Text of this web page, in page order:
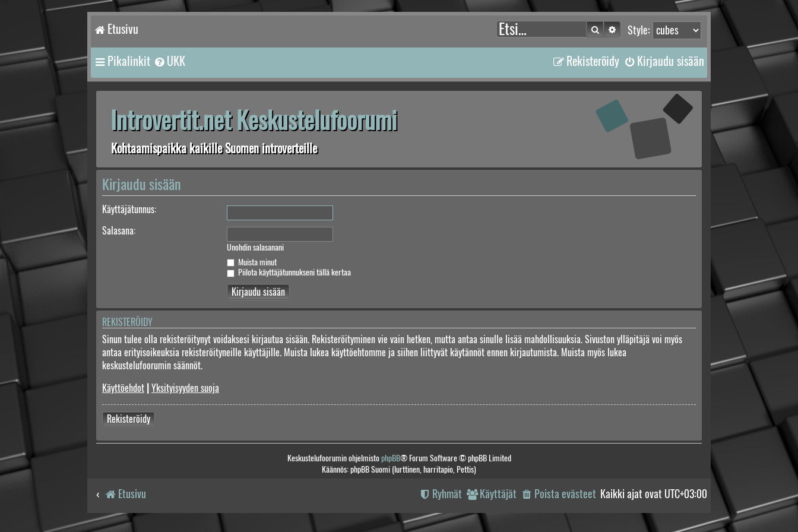
Etusivu Style:
Etsi Tarkennettu haku
Pikalinkit UKK Kirjaudu sisään
Rekisteröidy
Introvertit.net Keskustelufoorumi
Kohtaamispaikka kaikille Suomen introverteille
Kirjaudu sisään
Käyttäjätunnus:
Salasana:
Unohdin salasanani
Muista minut
Piilota käyttäjätunnukseni tällä kertaa
REKISTERÖIDY
Sinun tulee olla rekisteröitynyt voidaksesi kirjautua sisään. Rekisteröityminen vie vain hetken, mutta antaa sinulle lisää mahdollisuuksia. Sivuston ylläpitäjä voi myös
antaa erityisoikeuksia rekisteröityneille käyttäjille. Muista lukea käyttöehtomme ja siihen liittyvät käytännöt ennen kirjautumista. Muista myös lukea
keskustelufoorumin säännöt.
Käyttöehdot | Yksityisyyden suoja
Rekisteröidy
Keskustelufoorumin ohjelmistophpBB® Forum Software © phpBB Limited
Käännös: phpBB Suomi (lurttinen, harritapio, Pettis)
Etusivu Kaikki ajat ovat UTC+03:00
Poista evästeet
Käyttäjät
Ryhmät